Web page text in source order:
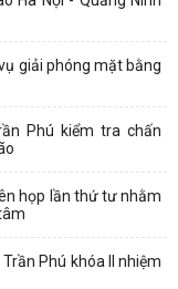
giải phóng mặt bằng
Phú kiểm tra chấn
họp lần thứ tư nhằm
Phú khóa II nhiệm